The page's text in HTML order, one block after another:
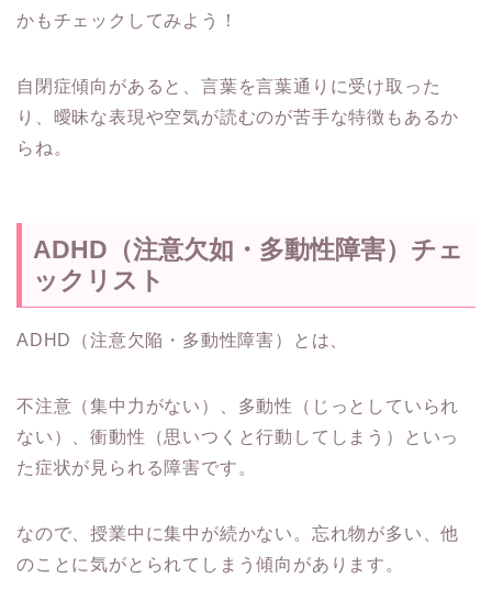
かもチェックしてみよう！
自閉症傾向があると、言葉を言葉通りに受け取った
り、曖昧な表現や空気が読むのが苦手な特徴もあるか
らね。
ADHD（注意欠如・多動性障害）チェ
ックリスト
ADHD（注意欠陥・多動性障害）とは、
不注意（集中力がない）、多動性（じっとしていられ
ない）、衝動性（思いつくと行動してしまう）といっ
た症状が見られる障害です。
なので、授業中に集中が続かない。忘れ物が多い、他
のことに気がとられてしまう傾向があります。